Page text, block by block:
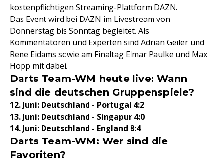
kostenpflichtigen Streaming-Plattform DAZN.
Das Event wird bei DAZN im Livestream von
Donnerstag bis Sonntag begleitet. Als
Kommentatoren und Experten sind Adrian Geiler und
Rene Eidams sowie am Finaltag Elmar Paulke und Max
Hopp mit dabei.
Darts Team-WM heute live: Wann
sind die deutschen Gruppenspiele?
12. Juni: Deutschland - Portugal 4:2
13. Juni: Deutschland - Singapur 4:0
14. Juni: Deutschland - England 8:4
Darts Team-WM: Wer sind die
Favoriten?